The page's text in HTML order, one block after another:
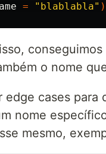
= "blablabla" )
o nome
edge cases para
nome
mesmo,